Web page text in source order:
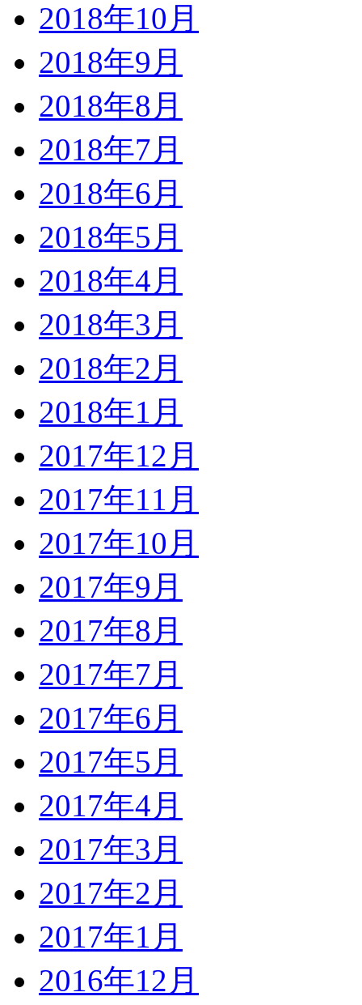
2018年10月
2018年9月
2018年8月
2018年7月
2018年6月
2018年5月
2018年4月
2018年3月
2018年2月
2018年1月
2017年12月
2017年11月
2017年10月
2017年9月
2017年8月
2017年7月
2017年6月
2017年5月
2017年4月
2017年3月
2017年2月
2017年1月
2016年12月